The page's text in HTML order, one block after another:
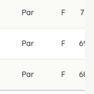
Par F 71
Par F 69
Par F 68